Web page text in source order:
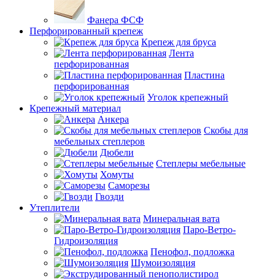
Фанера ФСФ
Перфорированный крепеж
Крепеж для бруса
Лента
перфорированная
Пластина
перфорированная
Уголок крепежный
Крепежный материал
Анкера
Скобы для
мебельных степлеров
Дюбели
Степлеры мебельные
Хомуты
Саморезы
Гвозди
Утеплители
Минеральная вата
Паро-Ветро-
Гидроизоляция
Пенофол, подложка
Шумоизоляция